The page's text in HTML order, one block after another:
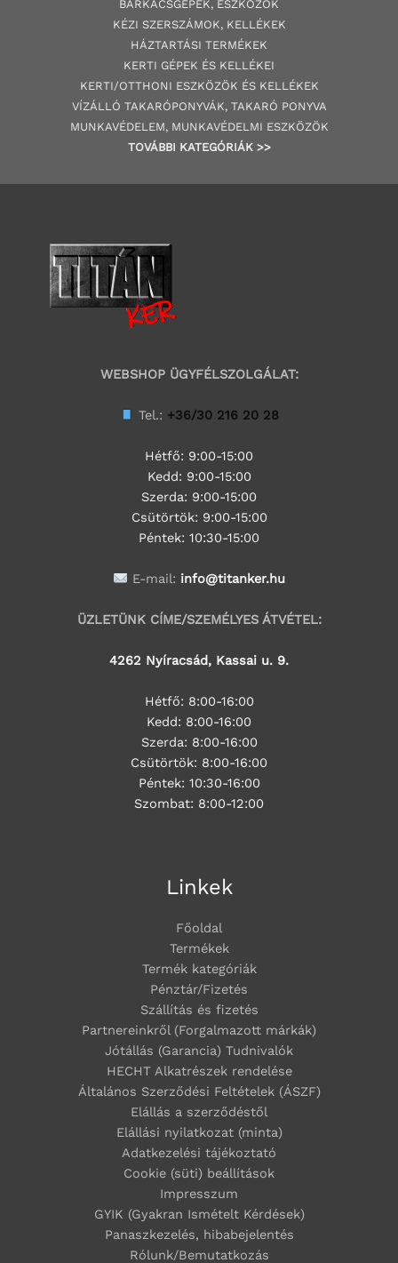
BARKÁCSGÉPEK, ESZKÖZÖK
KÉZI SZERSZÁMOK, KELLÉKEK
HÁZTARTÁSI TERMÉKEK
KERTI GÉPEK ÉS KELLÉKEI
KERTI/OTTHONI ESZKÖZÖK ÉS KELLÉKEK
VÍZÁLLÓ TAKARÓPONYVÁK, TAKARÓ PONYVA
MUNKAVÉDELEM, MUNKAVÉDELMI ESZKÖZÖK
TOVÁBBI KATEGÓRIÁK >>
WEBSHOP ÜGYFÉLSZOLGÁLAT:
Tel.: +36/30 216 20 28
Hétfő: 9:00-15:00
Kedd: 9:00-15:00
Szerda: 9:00-15:00
Csütörtök: 9:00-15:00
Péntek: 10:30-15:00
E-mail: info@titanker.hu
ÜZLETÜNK CÍME/SZEMÉLYES ÁTVÉTEL:
4262 Nyíracsád, Kassai u. 9.
Hétfő: 8:00-16:00
Kedd: 8:00-16:00
Szerda: 8:00-16:00
Csütörtök: 8:00-16:00
Péntek: 10:30-16:00
Szombat: 8:00-12:00
Linkek
Főoldal
Termékek
Termék kategóriák
Pénztár/Fizetés
Szállítás és fizetés
Partnereinkről (Forgalmazott márkák)
Jótállás (Garancia) Tudnivalók
HECHT Alkatrészek rendelése
Általános Szerződési Feltételek (ÁSZF)
Elállás a szerződéstől
Elállási nyilatkozat (minta)
Adatkezelési tájékoztató
Cookie (süti) beállítások
Impresszum
GYIK (Gyakran Ismételt Kérdések)
Panaszkezelés, hibabejelentés
Rólunk/Bemutatkozás